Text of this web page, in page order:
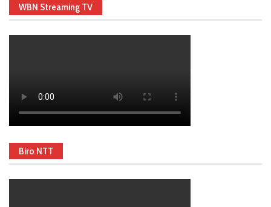
WBN Streaming TV
Biro NTT